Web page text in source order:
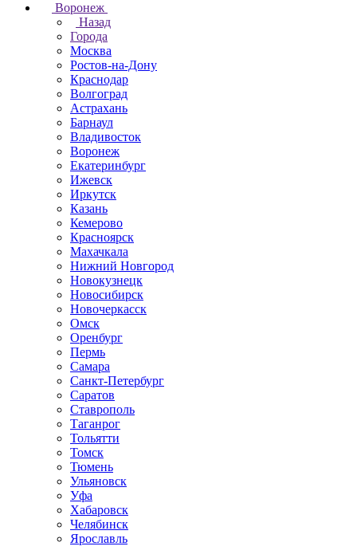
Воронеж
Назад
Города
Москва
Ростов-на-Дону
Краснодар
Волгоград
Астрахань
Барнаул
Владивосток
Воронеж
Екатеринбург
Ижевск
Иркутск
Казань
Кемерово
Красноярск
Махачкала
Нижний Новгород
Новокузнецк
Новосибирск
Новочеркаcск
Омск
Оренбург
Пермь
Самара
Санкт-Петербург
Саратов
Ставрополь
Таганрог
Тольятти
Томск
Тюмень
Ульяновск
Уфа
Хабаровск
Челябинск
Ярославль